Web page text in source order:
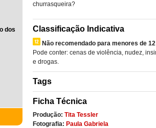
dos
churrasqueira?
Classificação Indicativa
Não recomendado para menores de
Pode conter: cenas de violência, nudez,
e drogas.
Tags
Ficha Técnica
Produção: Tita Tessler
Fotografia: Paula Gabriela